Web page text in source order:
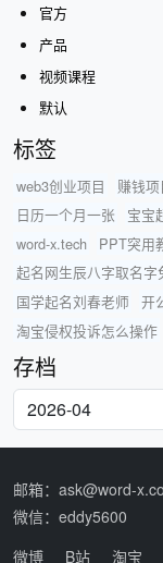
官方
产品
视频课程
默认
标签
web3创业项目 赚钱
日历一个月一张
宝宝
word-x.tech
PPT突用
起名网生辰八字取名字
国学起名刘春老师
开
淘宝侵权投诉怎么操作
存档
邮箱：ask@word-
微信：eddy5600
微博
B站 淘宝